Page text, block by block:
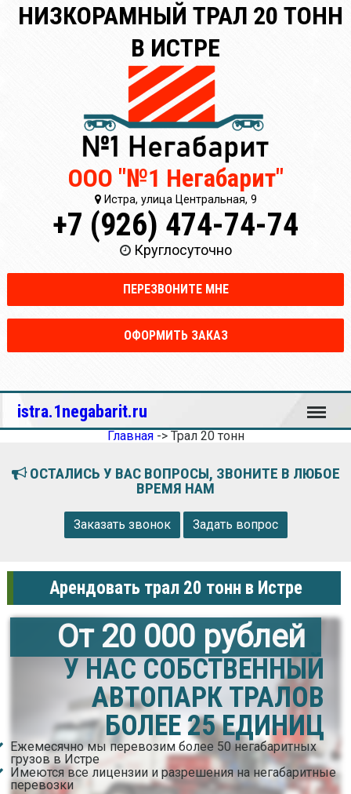
НИЗКОРАМНЫЙ ТРАЛ 20 ТОНН
В ИСТРЕ
ООО "№1 Негабарит"
Истра, улица Центральная, 9
+7 (926) 474-74-74
Круглосуточно
ПЕРЕЗВОНИТЕ МНЕ
ОФОРМИТЬ ЗАКАЗ
istra.1negabarit.ru Меню
Главная-> Трал 20 тонн
ОСТАЛИСЬ У ВАС ВОПРОСЫ, ЗВОНИТЕ В ЛЮБОЕ
ВРЕМЯ НАМ
Заказать звонок Задать вопрос
Арендовать трал 20 тонн в Истре
От 20 000 рублей
У НАС СОБСТВЕННЫЙ
АВТОПАРК ТРАЛОВ
БОЛЕЕ 25 ЕДИНИЦ
Ежемесячно мы перевозим более 50 негабаритных
грузов в Истре
Имеются все лицензии и разрешения на негабаритные
перевозки